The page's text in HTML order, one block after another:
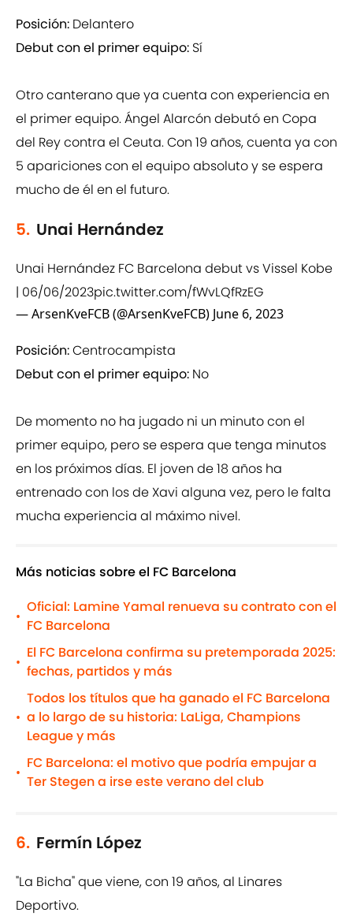
Posición: Delantero
Debut con el primer equipo: Sí
Otro canterano que ya cuenta con experiencia en
el primer equipo. Ángel Alarcón debutó en Copa
del Rey contra el Ceuta. Con 19 años, cuenta ya con
5 apariciones con el equipo absoluto y se espera
mucho de él en el futuro.
5. Unai Hernández
Unai Hernández FC Barcelona debut vs Vissel Kobe
| 06/06/2023pic.twitter.com/fWvLQfRzEG
— ArsenKveFCB (@ArsenKveFCB) June 6, 2023
Posición:Centrocampista
Debut con el primer equipo: No
De momento no ha jugado ni un minuto con el
primer equipo, pero se espera que tenga minutos
en los próximos días. El joven de 18 años ha
entrenado con los de Xavi alguna vez, pero le falta
mucha experiencia al máximo nivel.
Más noticias sobre el FC Barcelona
•
Oficial: Lamine Yamal renueva su contrato con el
FC Barcelona
•
El FC Barcelona confirma su pretemporada 2025:
fechas, partidos y más
•
Todos los títulos que ha ganado el FC Barcelona
a lo largo de su historia: LaLiga, Champions
League y más
•
FC Barcelona: el motivo que podría empujar a
Ter Stegen a irse este verano del club
6. Fermín López
"La Bicha" que viene, con 19 años, al Linares
Deportivo.